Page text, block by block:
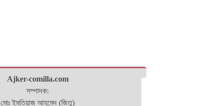
Ajker-comilla.com
সম্পাদক:
মোঃ ইমতিয়াজ আহমেদ (জিতু)